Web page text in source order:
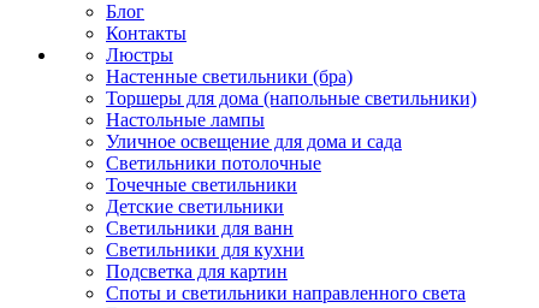
Блог
Контакты
Люстры
Настенные светильники (бра)
Торшеры для дома (напольные светильники)
Настольные лампы
Уличное освещение для дома и сада
Светильники потолочные
Точечные светильники
Детские светильники
Светильники для ванн
Светильники для кухни
Подсветка для картин
Споты и светильники направленного света